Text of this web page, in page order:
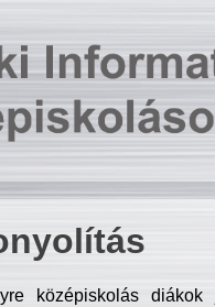
középiskolás